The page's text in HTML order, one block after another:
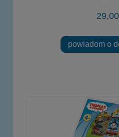
29,00
powiadom o